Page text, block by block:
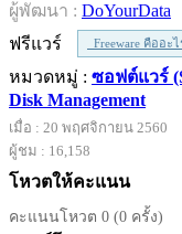
ผู้พัฒนา : DoYourData
ฟรีแวร์
Freeware คืออะไ
หมวดหมู่ : ซอฟต์แวร์
Disk Management
เมื่อ : 20 พฤศจิกายน 2560
ผู้ชม : 16,158
โหวตให้คะแนน
คะแนนโหวต 0 (0 ครั้ง)